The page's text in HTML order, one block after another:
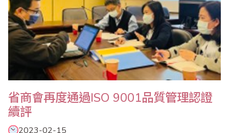
省商會再度通過ISO 9001品質管理認證
續評
2023-02-15